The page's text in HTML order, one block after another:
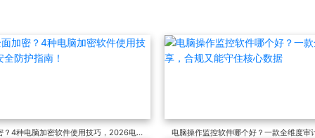
？4种电脑加密软件使用技巧，2026电
电脑操作监控软件哪个好？一款全维度审